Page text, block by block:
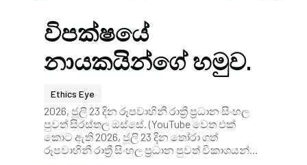
විපක්ෂයේ
නායකයින්ගේ හමුව.
Ethics Eye
2026, ජූලි 23 දින රූපවාහිනී රාත්‍රී ප්‍රධාන සිංහල
පුවත් සිරස්තල ඔස්සේ. (YouTube වෙත එක්
කොට ඇති 2026, ජූලි 23 දින තෝරා ගත්
රූපවාහිනී රාත්‍රී සිංහල ප්‍රධාන පුවත් විකාශයන්...